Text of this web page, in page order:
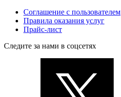
Соглашение с пользователем
Правила оказания услуг
Прайс-лист
Следите за нами в соцсетях